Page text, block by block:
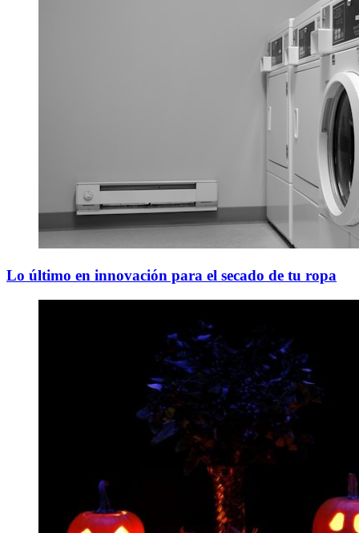
Lo último en innovación para el secado de tu ropa